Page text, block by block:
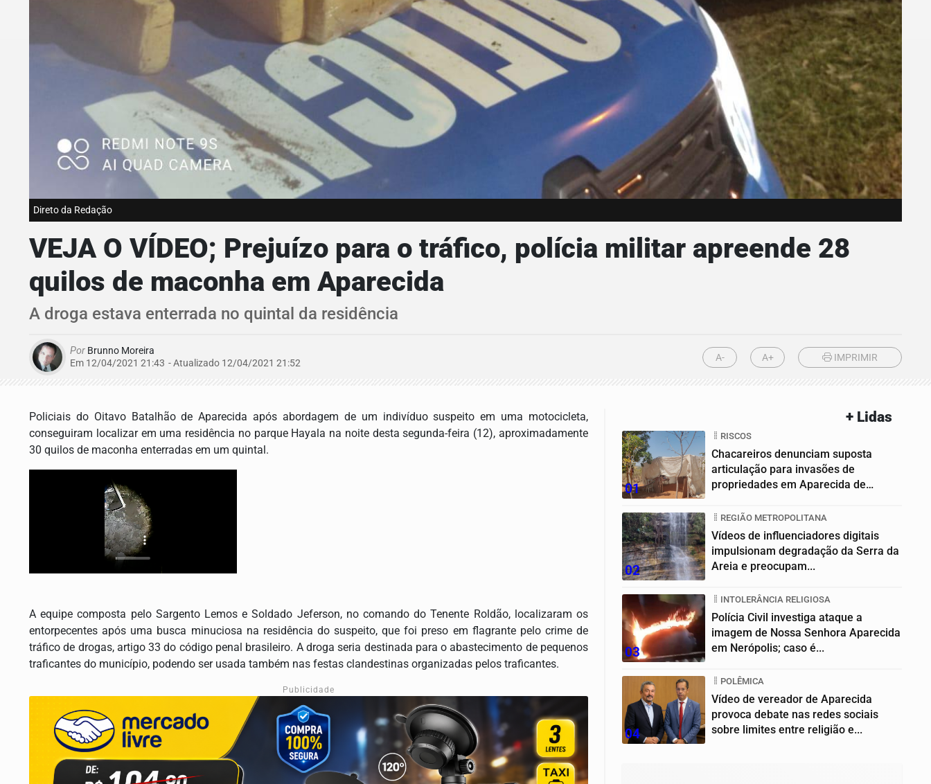
Direto da Redação
VEJA O VÍDEO; Prejuízo para o tráfico, polícia militar apreende 28
quilos de maconha em Aparecida
A droga estava enterrada no quintal da residência
Por Brunno Moreira
Em 12/04/2021 21:43 - Atualizado 12/04/2021 21:52 A- A+ IMPRIMIR
Policiais do Oitavo Batalhão de Aparecida após abordagem de um indivíduo suspeito em uma motocicleta,
conseguiram localizar em uma residência no parque Hayala na noite desta segunda-feira (12), aproximadamente
30 quilos de maconha enterradas em um quintal.
A equipe composta pelo Sargento Lemos e Soldado Jeferson, no comando do Tenente Roldão, localizaram os
entorpecentes após uma busca minuciosa na residência do suspeito, que foi preso em flagrante pelo crime de
tráfico de drogas, artigo 33 do código penal brasileiro. A droga seria destinada para o abastecimento de pequenos
traficantes do município, podendo ser usada também nas festas clandestinas organizadas pelos traficantes.
Publicidade
+ Lidas
01
RISCOS
Chacareiros denunciam suposta
articulação para invasões de
propriedades em Aparecida de
02
REGIÃO METROPOLITANA
Vídeos de influenciadores digitais
impulsionam degradação da Serra da
Areia e preocupam...
03
INTOLERÂNCIA RELIGIOSA
Polícia Civil investiga ataque a
imagem de Nossa Senhora Aparecida
em Nerópolis; caso é...
04
POLÊMICA
Vídeo de vereador de Aparecida
provoca debate nas redes sociais
sobre limites entre religião e...